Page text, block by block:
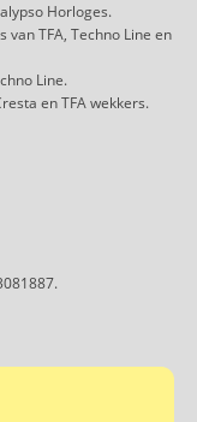
Horloges.
TFA, Techno Line en
Line.
en TFA wekkers.